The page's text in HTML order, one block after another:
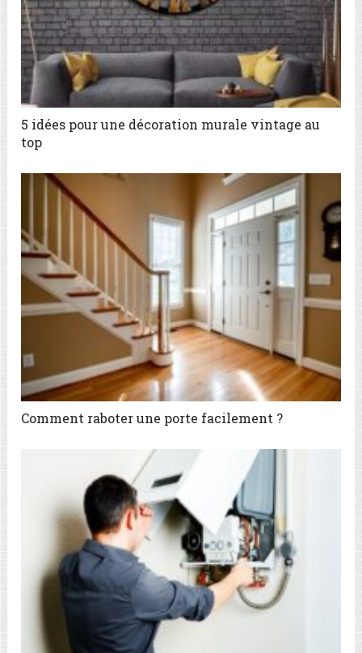
5 idées pour une décoration murale vintage au
top
Comment raboter une porte facilement ?